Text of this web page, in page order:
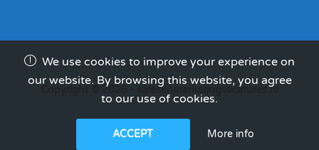
Copyright © 2026 - salesenmarketingvacatures.nl
We use cookies to improve your experience on
our website. By browsing this website, you agree
to our use of cookies.
ACCEPT More info